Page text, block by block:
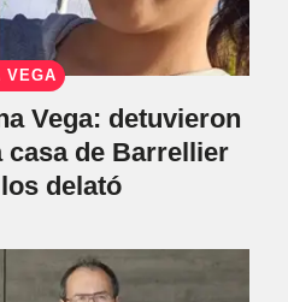
VEGA
Vega: detuvieron
de Barrellier
delató